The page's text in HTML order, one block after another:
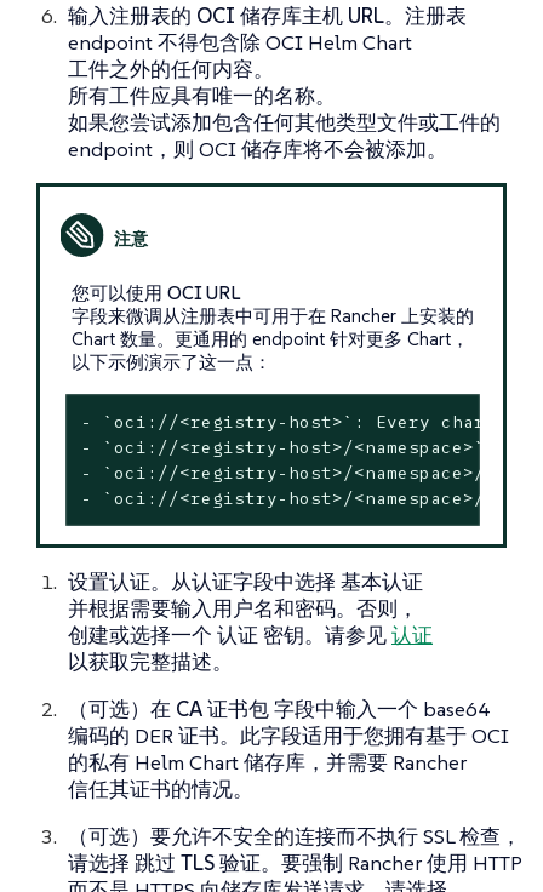
输入注册表的 OCI 储存库主机 URL。注册表
endpoint 不得包含除 OCI Helm Chart
工件之外的任何内容。
所有工件应具有唯一的名称。
如果您尝试添加包含任何其他类型文件或工件的
endpoint，则 OCI 储存库将不会被添加。
您可以使用 OCI URL
字段来微调从注册表中可用于在 Rancher 上安装的
Chart 数量。更通用的 endpoint 针对更多 Chart，
以下示例演示了这一点：
- `oci://<registry-host>`: Every chart in
- `oci://<registry-host>/<namespace>`:
- `oci://<registry-host>/<namespace>/
- `oci://<registry-host>/<namespace>/
设置认证。从认证字段中选择 基本认证
并根据需要输入用户名和密码。否则，
创建或选择一个 认证 密钥。请参见认证
以获取完整描述。
（可选）在 CA 证书包字段中输入一个 base64
编码的 DER 证书。此字段适用于您拥有基于 OCI
的私有 Helm Chart 储存库，并需要 Rancher
信任其证书的情况。
（可选）要允许不安全的连接而不执行 SSL 检查，
请选择 跳过 TLS 验证。要强制 Rancher 使用 HTTP